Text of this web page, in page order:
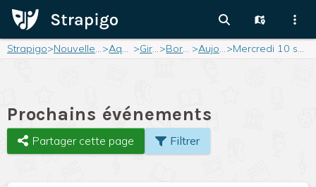
Strapigo> Nouvelle-Aquitaine> Aquitaine > Gironde> Bordeaux > Aujourd'hui> Mercredi 10 septembre 2025
Prochains événements
Partager cette page Filtrer